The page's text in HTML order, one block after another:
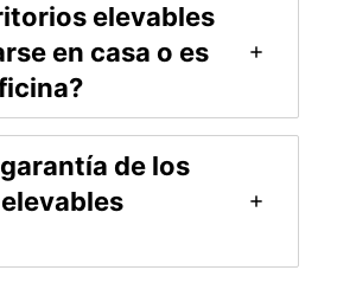
elevables
en casa o es
de los